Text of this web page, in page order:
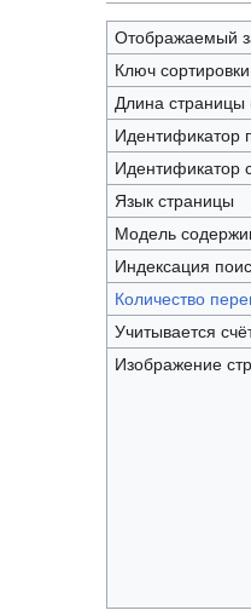
Отображаемый
Ключ
Длина страницы
Идентификатор
Идентификатор
Язык страницы
Модель
Индексация
Количество
Учитывается
Изображение